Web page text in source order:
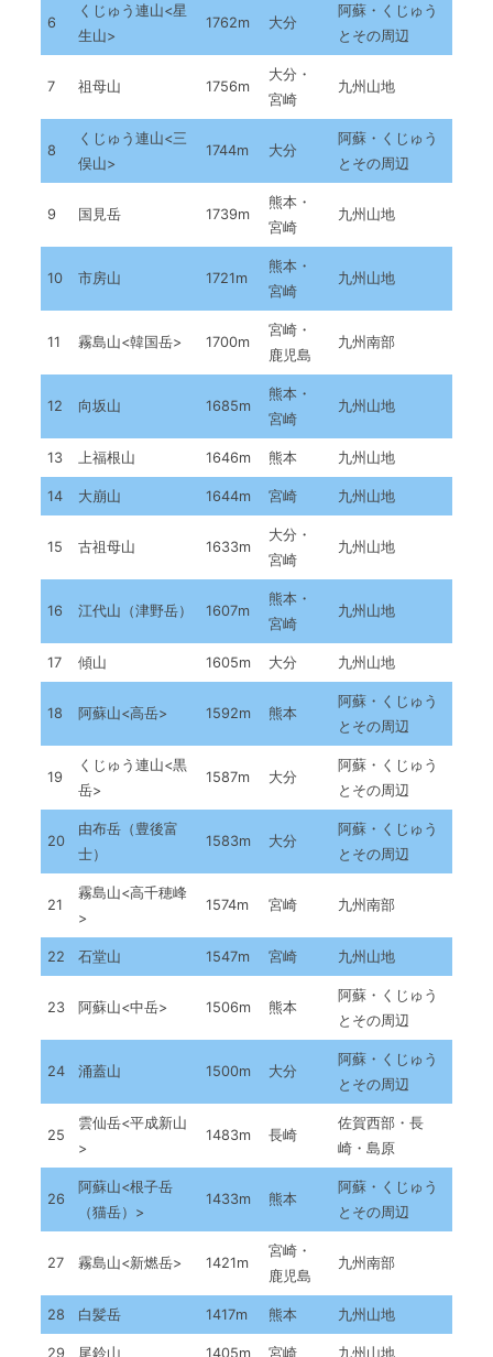
6
くじゅう連山<星
生山>
1762m 大分
阿蘇・くじゅう
とその周辺
7 祖母山 1756m
大分・
宮崎
九州山地
8
くじゅう連山<三
俣山>
1744m 大分
阿蘇・くじゅう
とその周辺
9 国見岳 1739m
熊本・
宮崎
九州山地
10 市房山 1721m
熊本・
宮崎
九州山地
11 霧島山<韓国岳> 1700m
宮崎・
鹿児島
九州南部
12 向坂山 1685m
熊本・
宮崎
九州山地
13 上福根山 1646m 熊本 九州山地
14 大崩山 1644m 宮崎 九州山地
15 古祖母山 1633m
大分・
宮崎
九州山地
16 江代山（津野岳） 1607m
熊本・
宮崎
九州山地
17 傾山 1605m 大分 九州山地
18 阿蘇山<高岳> 1592m 熊本
阿蘇・くじゅう
とその周辺
19
くじゅう連山<黒
岳>
1587m 大分
阿蘇・くじゅう
とその周辺
20
由布岳（豊後富
士）
1583m 大分
阿蘇・くじゅう
とその周辺
21
霧島山<高千穂峰
>
1574m 宮崎 九州南部
22 石堂山 1547m 宮崎 九州山地
23 阿蘇山<中岳> 1506m 熊本
阿蘇・くじゅう
とその周辺
24 涌蓋山 1500m 大分
阿蘇・くじゅう
とその周辺
25
雲仙岳<平成新山
>
1483m 長崎
佐賀西部・長
崎・島原
26
阿蘇山<根子岳
（猫岳）>
1433m 熊本
阿蘇・くじゅう
とその周辺
27 霧島山<新燃岳> 1421m
宮崎・
鹿児島
九州南部
28 白髪岳 1417m 熊本 九州山地
29 尾鈴山 1405m 宮崎 九州山地